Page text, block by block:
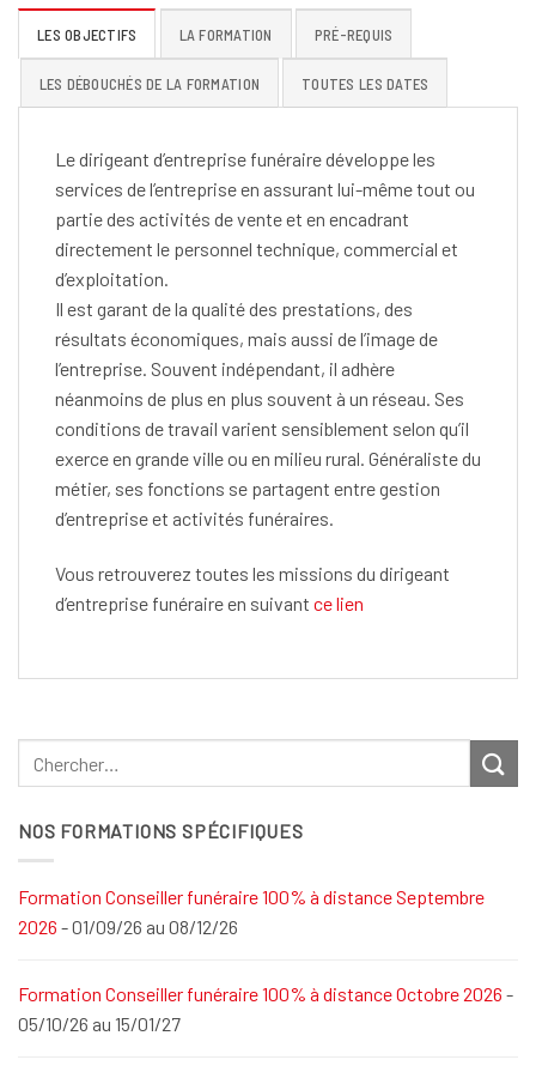
LES OBJECTIFS LA FORMATION PRÉ-REQUIS
LES DÉBOUCHÉS DE LA FORMATION TOUTES LES DATES
Le dirigeant d’entreprise funéraire développe les
services de l’entreprise en assurant lui-même tout ou
partie des activités de vente et en encadrant
directement le personnel technique, commercial et
d’exploitation.
Il est garant de la qualité des prestations, des
résultats économiques, mais aussi de l’image de
l’entreprise. Souvent indépendant, il adhère
néanmoins de plus en plus souvent à un réseau. Ses
conditions de travail varient sensiblement selon qu’il
exerce en grande ville ou en milieu rural. Généraliste du
métier, ses fonctions se partagent entre gestion
d’entreprise et activités funéraires.
Vous retrouverez toutes les missions du dirigeant
d’entreprise funéraire en suivant ce lien
NOS FORMATIONS SPÉCIFIQUES
Formation Conseiller funéraire 100% à distance Septembre
2026 - 01/09/26 au 08/12/26
Formation Conseiller funéraire 100% à distance Octobre 2026 -
05/10/26 au 15/01/27